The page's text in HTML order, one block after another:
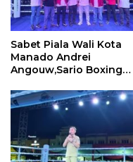
Sabet Piala Wali Kota
Manado Andrei
Angouw,Sario Boxing
Perbati 2026